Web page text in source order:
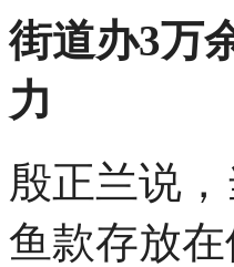
街道办3万
力
殷正兰说
鱼款存放